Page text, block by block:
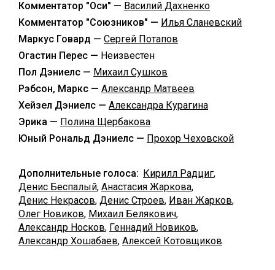
Комментатор "Оси" — Василий Дахненко
Комментатор "Союзников" — Илья Сланевский
Маркус Говард — Сергей Потапов
Огастин Перес — Неизвестен
Пол Дэниелс — Михаил Сушков
Рэбсон, Маркс — Александр Матвеев
Хейзел Дэниелс — Александра Курагина
Эрика — Полина Щербакова
Юный Рональд Дэниелс — Прохор Чеховской
Дополнительные голоса: Кирилл Радциг,
Денис Беспалый, Анастасия Жаркова,
Денис Некрасов, Денис Строев, Иван Жарков,
Олег Новиков, Михаил Белякович,
Александр Носков, Геннадий Новиков,
Александр Хошабаев, Алексей Котовщиков